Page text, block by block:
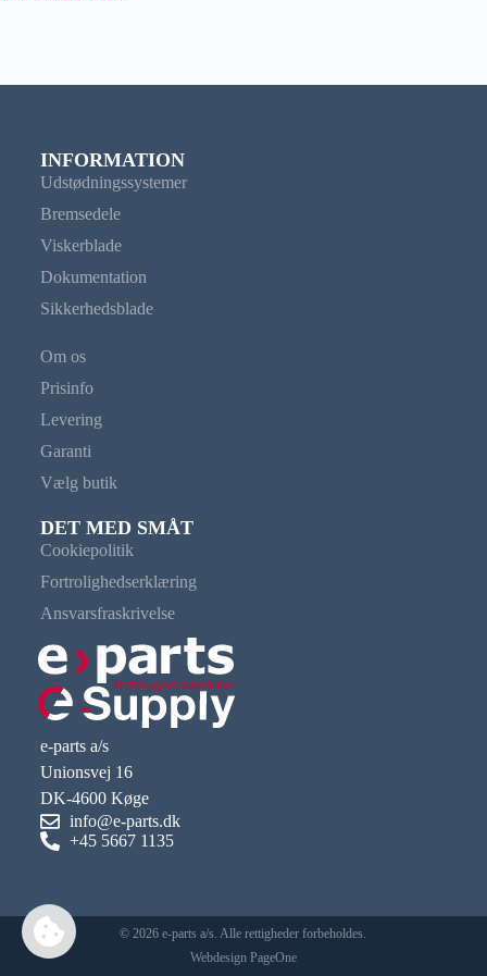
INFORMATION
Udstødningssystemer
Bremsedele
Viskerblade
Dokumentation
Sikkerhedsblade
Om os
Prisinfo
Levering
Garanti
Vælg butik
DET MED SMÅT
Cookiepolitik
Fortrolighedserklæring
Ansvarsfraskrivelse
e-parts a/s
Unionsvej 16
DK-4600 Køge
info@e-parts.dk
+45 5667 1135
© 2026 e-parts a/s. Alle rettigheder forbeholdes.
Webdesign PageOne